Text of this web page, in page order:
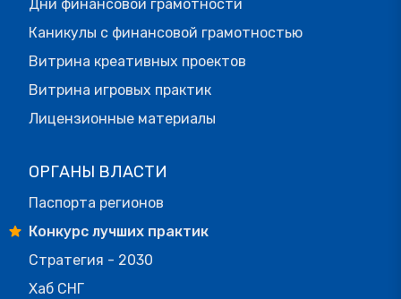
Дни финансовой грамотности
Каникулы с финансовой грамотностью
Витрина креативных проектов
Витрина игровых практик
Лицензионные материалы
ОРГАНЫ ВЛАСТИ
Паспорта регионов
Конкурс лучших практик
Стратегия - 2030
Хаб СНГ